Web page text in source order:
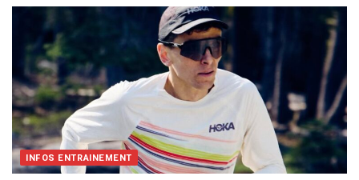
INFOS ENTRAINEMENT